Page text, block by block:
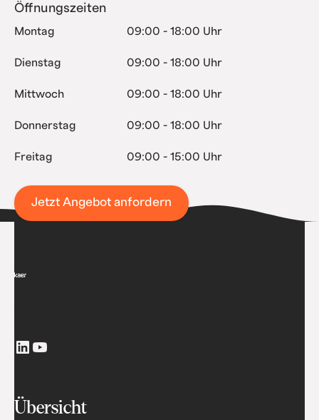
Öffnungszeiten
Montag 09:00 - 18:00 Uhr
Dienstag 09:00 - 18:00 Uhr
Mittwoch 09:00 - 18:00 Uhr
Donnerstag 09:00 - 18:00 Uhr
Freitag 09:00 - 15:00 Uhr
Jetzt Angebot anfordern
Übersicht